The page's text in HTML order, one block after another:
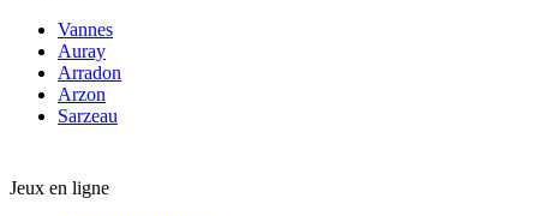
Vannes
Auray
Arradon
Arzon
Sarzeau
Jeux en ligne